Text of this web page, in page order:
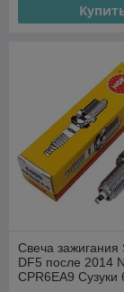
Свеча зажигания
DF5 после 2014
CPR6EA9 Сузуки